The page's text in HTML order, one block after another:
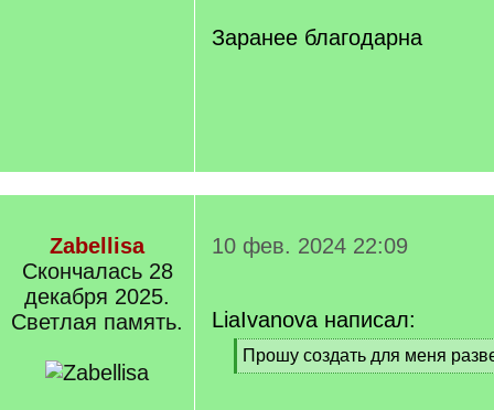
Заранее благодарна
Zabellisa
Cкончалась 28
декабря 2025.
Светлая память.
10 фев. 2024 22:09
LiaIvanova написал:
[
q
Прошу создать для меня
[